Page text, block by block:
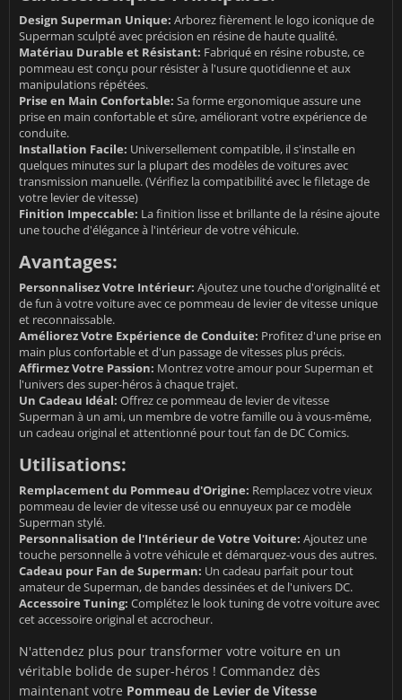
Design Superman Unique: Arborez fièrement le logo iconique de
Superman sculpté avec précision en résine de haute qualité.
Matériau Durable et Résistant: Fabriqué en résine robuste, ce
pommeau est conçu pour résister à l'usure quotidienne et aux
manipulations répétées.
Prise en Main Confortable: Sa forme ergonomique assure une
prise en main confortable et sûre, améliorant votre expérience de
conduite.
Installation Facile: Universellement compatible, il s'installe en
quelques minutes sur la plupart des modèles de voitures avec
transmission manuelle. (Vérifiez la compatibilité avec le filetage de
votre levier de vitesse)
Finition Impeccable: La finition lisse et brillante de la résine ajoute
une touche d'élégance à l'intérieur de votre véhicule.
Avantages:
Personnalisez Votre Intérieur: Ajoutez une touche d'originalité et
de fun à votre voiture avec ce pommeau de levier de vitesse unique
et reconnaissable.
Améliorez Votre Expérience de Conduite: Profitez d'une prise en
main plus confortable et d'un passage de vitesses plus précis.
Affirmez Votre Passion: Montrez votre amour pour Superman et
l'univers des super-héros à chaque trajet.
Un Cadeau Idéal: Offrez ce pommeau de levier de vitesse
Superman à un ami, un membre de votre famille ou à vous-même,
un cadeau original et attentionné pour tout fan de DC Comics.
Utilisations:
Remplacement du Pommeau d'Origine: Remplacez votre vieux
pommeau de levier de vitesse usé ou ennuyeux par ce modèle
Superman stylé.
Personnalisation de l'Intérieur de Votre Voiture: Ajoutez une
touche personnelle à votre véhicule et démarquez-vous des autres.
Cadeau pour Fan de Superman: Un cadeau parfait pour tout
amateur de Superman, de bandes dessinées et de l'univers DC.
Accessoire Tuning: Complétez le look tuning de votre voiture avec
cet accessoire original et accrocheur.
N'attendez plus pour transformer votre voiture en un
véritable bolide de super-héros ! Commandez dès
maintenant votre Pommeau de Levier de Vitesse